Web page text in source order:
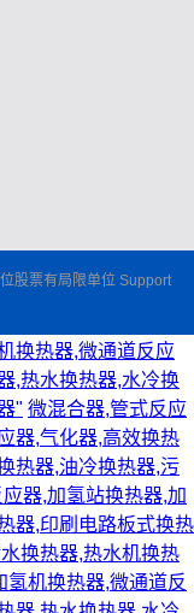
股票有局限单位 Support
换热器,微通道反应
,热水换热器,水冷换
" 微混合器,管式反应
器,气化器,高效换热
热器,油冷换热器,污
器,加氢站换热器,加
器,印刷电路板式换热
换热器,热水机换热
机换热器,微通道反